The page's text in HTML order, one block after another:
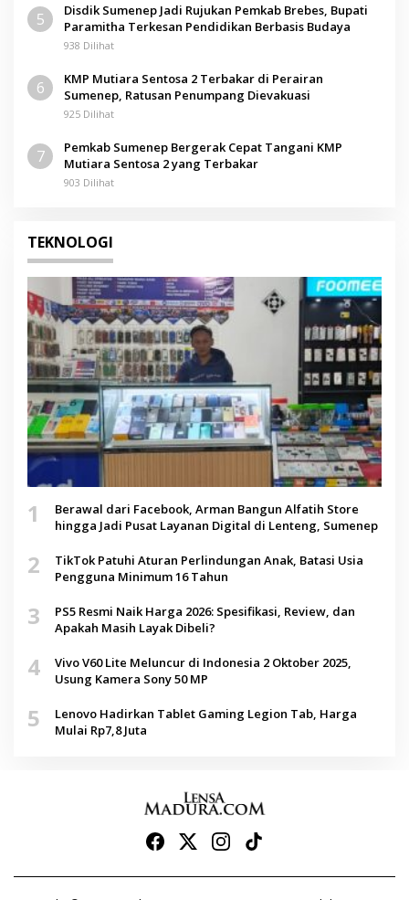
5
Disdik Sumenep Jadi Rujukan Pemkab Brebes, Bupati
Paramitha Terkesan Pendidikan Berbasis Budaya
938 Dilihat
6
KMP Mutiara Sentosa 2 Terbakar di Perairan
Sumenep, Ratusan Penumpang Dievakuasi
925 Dilihat
7
Pemkab Sumenep Bergerak Cepat Tangani KMP
Mutiara Sentosa 2 yang Terbakar
903 Dilihat
TEKNOLOGI
1
Berawal dari Facebook, Arman Bangun Alfatih Store
hingga Jadi Pusat Layanan Digital di Lenteng, Sumenep
2
TikTok Patuhi Aturan Perlindungan Anak, Batasi Usia
Pengguna Minimum 16 Tahun
3
PS5 Resmi Naik Harga 2026: Spesifikasi, Review, dan
Apakah Masih Layak Dibeli?
4
Vivo V60 Lite Meluncur di Indonesia 2 Oktober 2025,
Usung Kamera Sony 50 MP
5
Lenovo Hadirkan Tablet Gaming Legion Tab, Harga
Mulai Rp7,8 Juta